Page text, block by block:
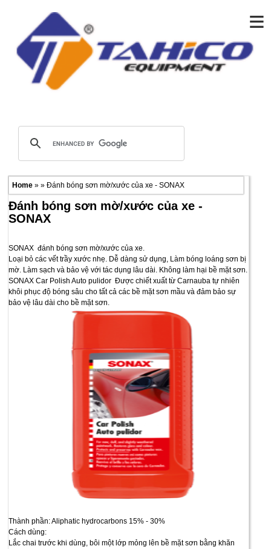
≡
Home» » Đánh bóng sơn mờ/xước của xe - SONAX
Đánh bóng sơn mờ/xước của xe -
SONAX
SONAX đánh bóng sơn mờ/xước của xe.
Loại bỏ các vết trầy xước nhẹ. Dễ dàng sử dụng, Làm bóng loáng sơn bị
mờ. Làm sạch và bảo vệ với tác dụng lâu dài. Không làm hại bề mặt sơn.
SONAX Car Polish Auto pulidor Được chiết xuất từ Carnauba tự nhiên
khôi phục độ bóng sâu cho tất cả các bề mặt sơn mầu và đảm bảo sự
bảo vệ lâu dài cho bề mặt sơn.
Thành phần: Aliphatic hydrocarbons 15% - 30%
Cách dùng:
Lắc chai trước khi dùng, bôi một lớp mỏng lên bề mặt sơn bằng khăn